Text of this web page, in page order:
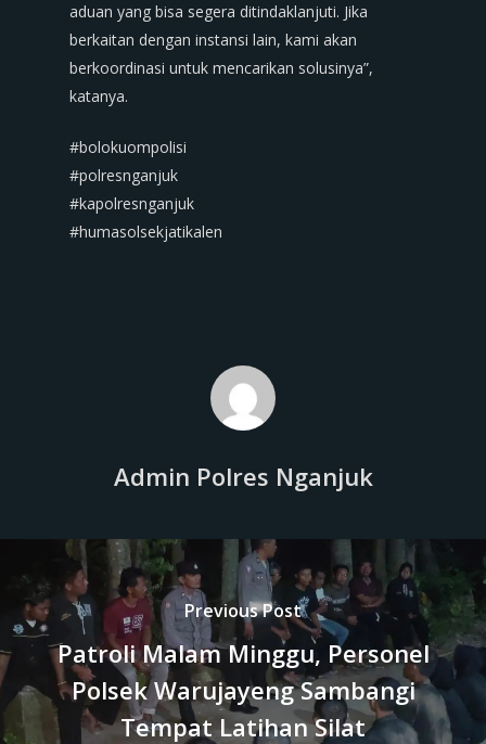
aduan yang bisa segera ditindaklanjuti. Jika
berkaitan dengan instansi lain, kami akan
berkoordinasi untuk mencarikan solusinya”,
katanya.
#bolokuompolisi
#polresnganjuk
#kapolresnganjuk
#humasolsekjatikalen
Admin Polres Nganjuk
Previous Post
Patroli Malam Minggu, Personel
Polsek Warujayeng Sambangi
Tempat Latihan Silat